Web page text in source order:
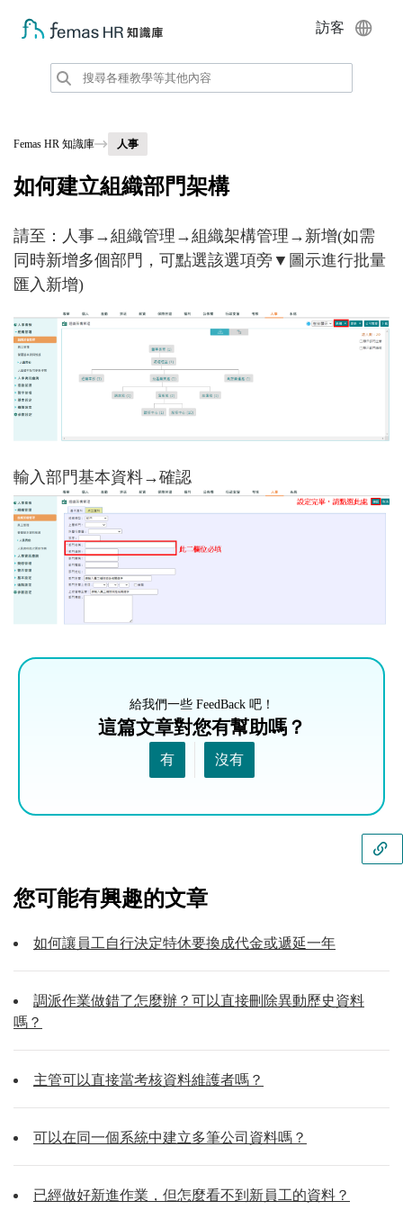
訪客
Femas HR 知識庫 人事
如何建立組織部門架構
請至： 人事→組織管理→組織架構管理→新增(如需
同時新增多個部門，可點選該選項旁▼圖示進行批量
匯入新增)
輸入部門基本資料→確認
給我們一些 FeedBack 吧！
這篇文章對您有幫助嗎？
有 沒有
您可能有興趣的文章
如何讓員工自行決定特休要換成代金或遞延一年
調派作業做錯了怎麼辦？可以直接刪除異動歷史資料
嗎？
主管可以直接當考核資料維護者嗎？
可以在同一個系統中建立多筆公司資料嗎？
已經做好新進作業，但怎麼看不到新員工的資料？